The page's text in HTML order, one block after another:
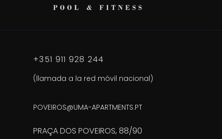
+351 911 928 244
(llamada a la red móvil nacional)
POVEIROS@UMA-APARTMENTS.PT
PRAÇA DOS POVEIROS, 88/90